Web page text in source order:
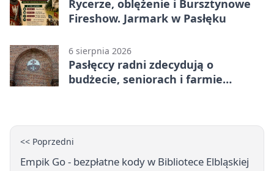
Rycerze, oblężenie i Bursztynowe
Fireshow. Jarmark w Pasłęku
6 sierpnia 2026
Pasłęccy radni zdecydują o
budżecie, seniorach i farmie
<< Poprzedni
Empik Go - bezpłatne kody w Bibliotece Elbląskiej